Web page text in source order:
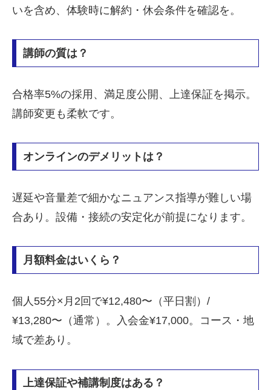
いを含め、体験時に解約・休会条件を確認を。
講師の質は？
合格率5%の採用、満足度公開、上達保証を掲示。
講師変更も柔軟です。
オンラインのデメリットは？
遅延や音量差で細かなニュアンス指導が難しい場
合あり。設備・接続の安定化が前提になります。
月額料金はいくら？
個人55分×月2回で¥12,480〜（平日割）/
¥13,280〜（通常）。入会金¥17,000。コース・地
域で差あり。
上達保証や補講制度はある？